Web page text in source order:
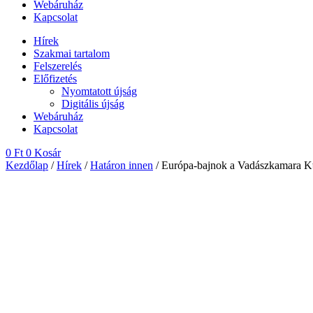
Webáruház
Kapcsolat
Hírek
Szakmai tartalom
Felszerelés
Előfizetés
Nyomtatott újság
Digitális újság
Webáruház
Kapcsolat
0 Ft 0 Kosár
Kezdőlap /Hírek /Határon innen / Európa-bajnok a Vadászkamara